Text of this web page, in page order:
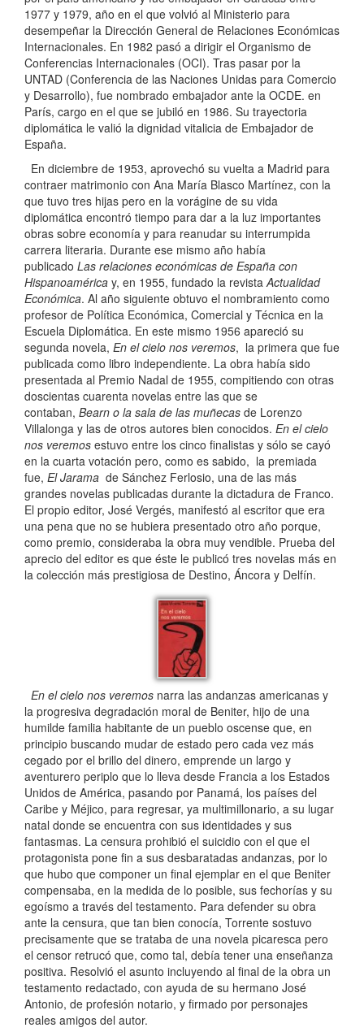
1977 y 1979, año en el que volvió al Ministerio para
desempeñar la Dirección General de Relaciones Económicas
Internacionales. En 1982 pasó a dirigir el Organismo de
Conferencias Internacionales (OCI). Tras pasar por la
UNTAD (Conferencia de las Naciones Unidas para Comercio
y Desarrollo), fue nombrado embajador ante la OCDE. en
París, cargo en el que se jubiló en 1986. Su trayectoria
diplomática le valió la dignidad vitalicia de Embajador de
España.
En diciembre de 1953, aprovechó su vuelta a Madrid para
contraer matrimonio con Ana María Blasco Martínez, con la
que tuvo tres hijas pero en la vorágine de su vida
diplomática encontró tiempo para dar a la luz importantes
obras sobre economía y para reanudar su interrumpida
carrera literaria. Durante ese mismo año había
publicado Las relaciones económicas de España con
Hispanoamérica y, en 1955, fundado la revistaActualidad
Económica. Al año siguiente obtuvo el nombramiento como
profesor de Política Económica, Comercial y Técnica en la
Escuela Diplomática. En este mismo 1956 apareció su
segunda novela, En el cielo nos veremos, la primera que fue
publicada como libro independiente. La obra había sido
presentada al Premio Nadal de 1955, compitiendo con otras
doscientas cuarenta novelas entre las que se
contaban, Bearn o la sala de las muñecas de Lorenzo
Villalonga y las de otros autores bien conocidos. En el cielo
nos veremos estuvo entre los cinco finalistas y sólo se cayó
en la cuarta votación pero, como es sabido, la premiada
fue, El Jarama de Sánchez Ferlosio, una de las más
grandes novelas publicadas durante la dictadura de Franco.
El propio editor, José Vergés, manifestó al escritor que era
una pena que no se hubiera presentado otro año porque,
como premio, consideraba la obra muy vendible. Prueba del
aprecio del editor es que éste le publicó tres novelas más en
la colección más prestigiosa de Destino, Áncora y Delfín.
En el cielo nos veremos narra las andanzas americanas y
la progresiva degradación moral de Beniter, hijo de una
humilde familia habitante de un pueblo oscense que, en
principio buscando mudar de estado pero cada vez más
cegado por el brillo del dinero, emprende un largo y
aventurero periplo que lo lleva desde Francia a los Estados
Unidos de América, pasando por Panamá, los países del
Caribe y Méjico, para regresar, ya multimillonario, a su lugar
natal donde se encuentra con sus identidades y sus
fantasmas. La censura prohibió el suicidio con el que el
protagonista pone fin a sus desbaratadas andanzas, por lo
que hubo que componer un final ejemplar en el que Beniter
compensaba, en la medida de lo posible, sus fechorías y su
egoísmo a través del testamento. Para defender su obra
ante la censura, que tan bien conocía, Torrente sostuvo
precisamente que se trataba de una novela picaresca pero
el censor retrucó que, como tal, debía tener una enseñanza
positiva. Resolvió el asunto incluyendo al final de la obra un
testamento redactado, con ayuda de su hermano José
Antonio, de profesión notario, y firmado por personajes
reales amigos del autor.